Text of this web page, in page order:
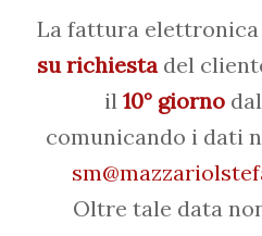
La fattura elettronica
su richiestadel
il 10° giornodal
comunicando i dati
Oltre tale data